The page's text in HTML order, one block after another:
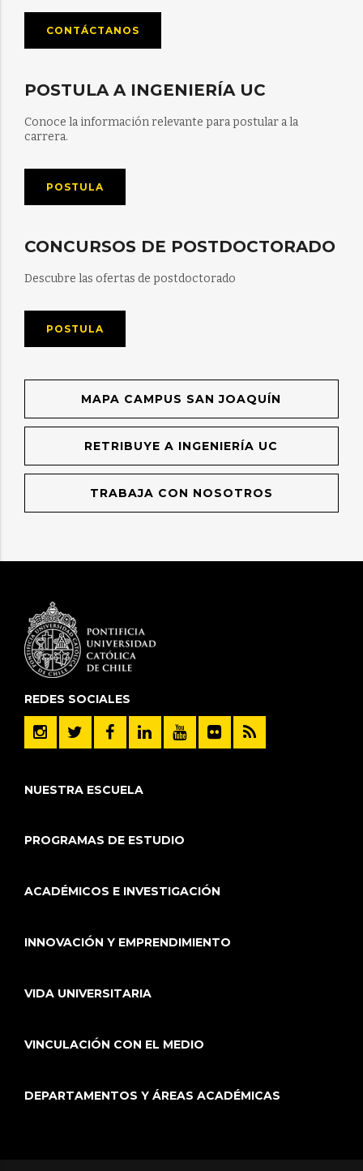
CONTÁCTANOS
POSTULA A INGENIERÍA UC
Conoce la información relevante para postular a la
carrera.
POSTULA
CONCURSOS DE POSTDOCTORADO
Descubre las ofertas de postdoctorado
POSTULA
MAPA CAMPUS SAN JOAQUÍN
RETRIBUYE A INGENIERÍA UC
TRABAJA CON NOSOTROS
REDES SOCIALES
NUESTRA ESCUELA
PROGRAMAS DE ESTUDIO
ACADÉMICOS E INVESTIGACIÓN
INNOVACIÓN Y EMPRENDIMIENTO
VIDA UNIVERSITARIA
VINCULACIÓN CON EL MEDIO
DEPARTAMENTOS Y ÁREAS ACADÉMICAS